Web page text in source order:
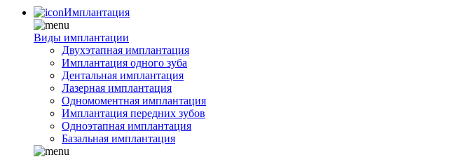
Имплантация
Виды имплантации
Двухэтапная имплантация
Имплантация одного зуба
Дентальная имплантация
Лазерная имплантация
Одномоментная имплантация
Имплантация передних зубов
Одноэтапная имплантация
Базальная имплантация